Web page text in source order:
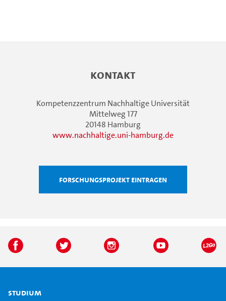
Kontakt
Kompetenzzentrum Nachhaltige Universität
Mittelweg 177
20148 Hamburg
www.nachhaltige.uni-hamburg.de
Forschungsprojekt eintragen
Studium